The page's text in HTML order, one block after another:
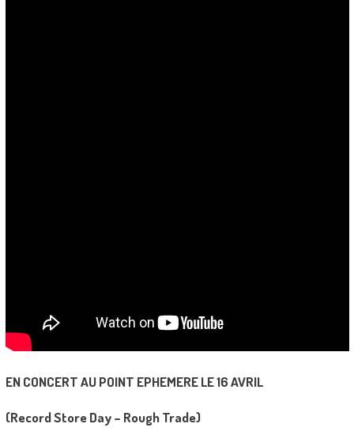
EN CONCERT AU POINT EPHEMERE LE 16 AVRIL
(Record Store Day – Rough Trade)